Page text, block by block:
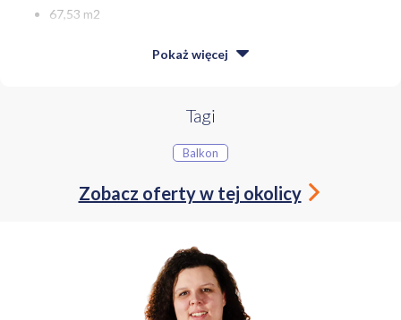
67,53 m2
miejsce parkingowe - 50 000 zł
ul. KOTSISA 8c - Praga Północ
Pokaż więcej
Tagi
Balkon
Zobacz oferty w tej okolicy